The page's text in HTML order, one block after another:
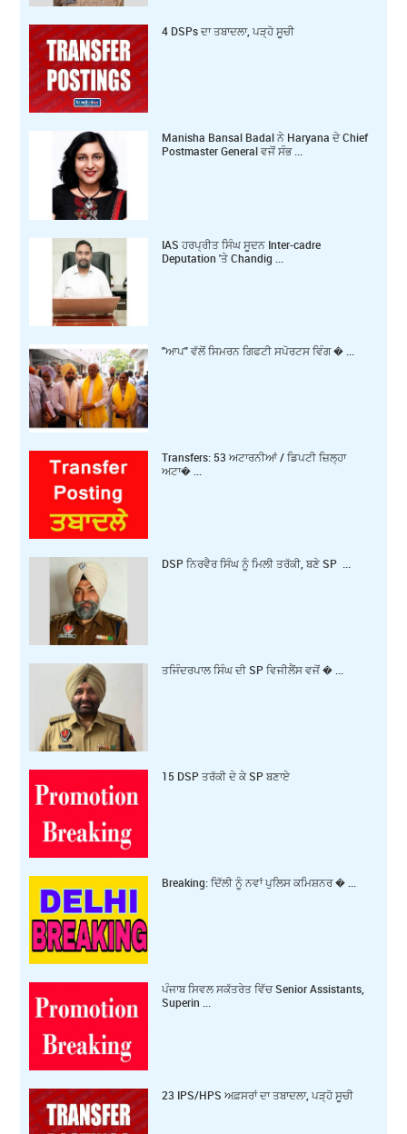
4 DSPs ਦਾ ਤਬਾਦਲਾ, ਪੜ੍ਹੋ ਸੂਚੀ
Manisha Bansal Badal ਨੇ Haryana ਦੇ Chief
Postmaster General ਵਜੋਂ ਸੰਭ ...
IAS ਹਰਪ੍ਰੀਤ ਸਿੰਘ ਸੂਦਨ Inter-cadre
Deputation 'ਤੇ Chandig ...
"ਆਪ" ਵੱਲੋਂ ਸਿਮਰਨ ਗਿਫਟੀ ਸਪੋਰਟਸ ਵਿੰਗ � ...
Transfers: 53 ਅਟਾਰਨੀਆਂ / ਡਿਪਟੀ ਜ਼ਿਲ੍ਹਾ
ਅਟਾ� ...
DSP ਨਿਰਵੈਰ ਸਿੰਘ ਨੂੰ ਮਿਲੀ ਤਰੱਕੀ, ਬਣੇ SP ...
ਤਜਿੰਦਰਪਾਲ ਸਿੰਘ ਦੀ SP ਵਿਜੀਲੈਂਸ ਵਜੋਂ � ...
15 DSP ਤਰੱਕੀ ਦੇ ਕੇ SP ਬਣਾਏ
Breaking: ਦਿੱਲੀ ਨੂੰ ਨਵਾਂ ਪੁਲਿਸ ਕਮਿਸ਼ਨਰ � ...
ਪੰਜਾਬ ਸਿਵਲ ਸਕੱਤਰੇਤ ਵਿੱਚ Senior Assistants,
Superin ...
23 IPS/HPS ਅਫ਼ਸਰਾਂ ਦਾ ਤਬਾਦਲਾ, ਪੜ੍ਹੋ ਸੂਚੀ